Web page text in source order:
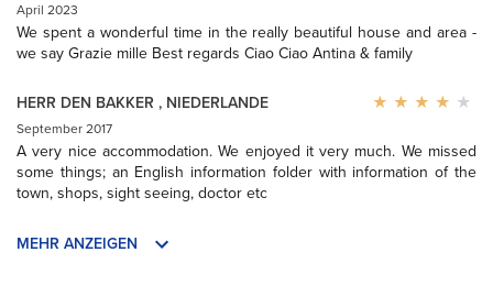
April 2023
We spent a wonderful time in the really beautiful house and area -
we say Grazie mille Best regards Ciao Ciao Antina & family
HERR DEN BAKKER , NIEDERLANDE
September 2017
A very nice accommodation. We enjoyed it very much. We missed
some things; an English information folder with information of the
town, shops, sight seeing, doctor etc
MEHR ANZEIGEN